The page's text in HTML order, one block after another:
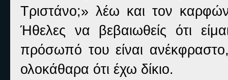
Τριστάνο;» λέω και τον
Ήθελες να βεβαιωθείς ότι
πρόσωπό του είναι
ολοκάθαρα ότι έχω δίκιο.